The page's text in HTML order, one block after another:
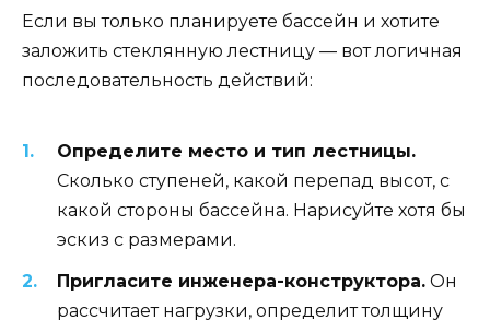
Если вы только планируете бассейн и хотите
заложить стеклянную лестницу — вот логичная
последовательность действий:
Определите место и тип лестницы.
Сколько ступеней, какой перепад высот, с
какой стороны бассейна. Нарисуйте хотя бы
эскиз с размерами.
Пригласите инженера-конструктора. Он
рассчитает нагрузки, определит толщину